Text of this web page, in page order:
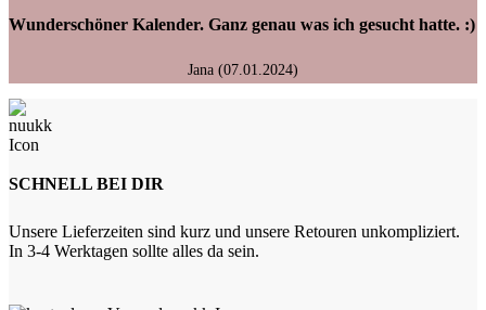
Wunderschöner Kalender. Ganz genau was ich gesucht hatte. :)
Jana (07.01.2024)
SCHNELL BEI DIR
Unsere Lieferzeiten sind kurz und unsere Retouren unkompliziert.
In 3-4 Werktagen sollte alles da sein.